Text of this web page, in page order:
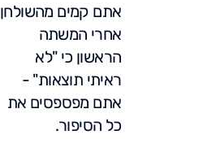
אתם קמים מהשולחן
אחרי המשתה
הראשון כי "לא
ראיתי תוצאות" -
אתם מפספסים את
כל הסיפור.